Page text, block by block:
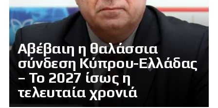
Αβέβαιη η θαλάσσια
σύνδεση Κύπρου-Ελλάδας
– Το 2027 ίσως η
τελευταία χρονιά